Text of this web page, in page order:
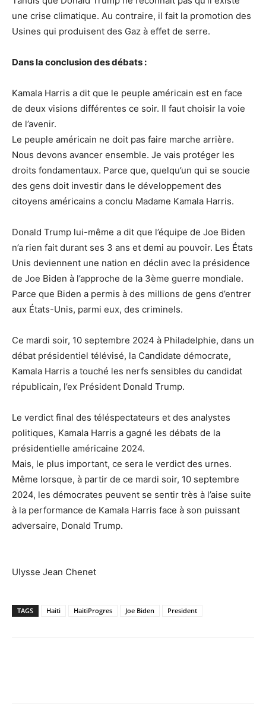
une crise climatique. Au contraire, il fait la promotion des
Usines qui produisent des Gaz à effet de serre.
Dans la conclusion des débats :
Kamala Harris a dit que le peuple américain est en face
de deux visions différentes ce soir. Il faut choisir la voie
de l’avenir.
Le peuple américain ne doit pas faire marche arrière.
Nous devons avancer ensemble. Je vais protéger les
droits fondamentaux. Parce que, quelqu’un qui se soucie
des gens doit investir dans le développement des
citoyens américains a conclu Madame Kamala Harris.
Donald Trump lui-même a dit que l’équipe de Joe Biden
n’a rien fait durant ses 3 ans et demi au pouvoir. Les États
Unis deviennent une nation en déclin avec la présidence
de Joe Biden à l’approche de la 3ème guerre mondiale.
Parce que Biden a permis à des millions de gens d’entrer
aux États-Unis, parmi eux, des criminels.
Ce mardi soir, 10 septembre 2024 à Philadelphie, dans un
débat présidentiel télévisé, la Candidate démocrate,
Kamala Harris a touché les nerfs sensibles du candidat
républicain, l’ex Président Donald Trump.
Le verdict final des téléspectateurs et des analystes
politiques, Kamala Harris a gagné les débats de la
présidentielle américaine 2024.
Mais, le plus important, ce sera le verdict des urnes.
Même lorsque, à partir de ce mardi soir, 10 septembre
2024, les démocrates peuvent se sentir très à l’aise suite
à la performance de Kamala Harris face à son puissant
adversaire, Donald Trump.
Ulysse Jean Chenet
TAGS Haiti HaitiProgres Joe Biden President